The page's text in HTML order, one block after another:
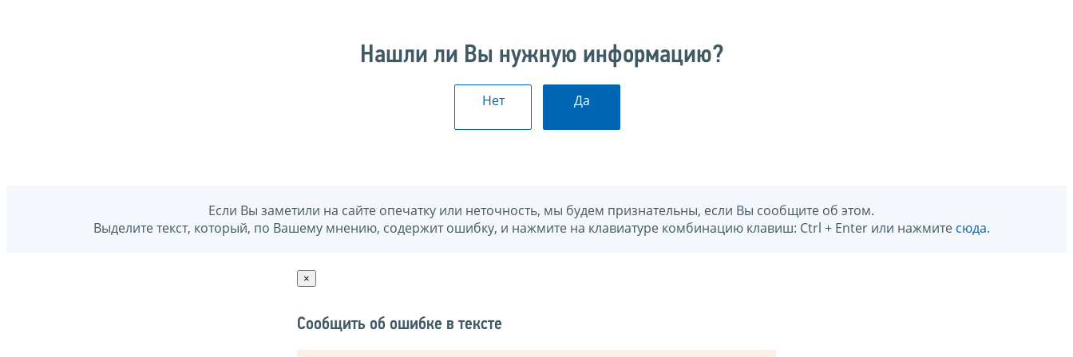
Нашли ли Вы нужную информацию?
Нет Да
Если Вы заметили на сайте опечатку или неточность, мы будем признательны, если Вы сообщите об этом.
Выделите текст, который, по Вашему мнению, содержит ошибку, и нажмите на клавиатуре комбинацию клавиш: Ctrl + Enter или нажмите сюда.
×
Сообщить об ошибке в тексте